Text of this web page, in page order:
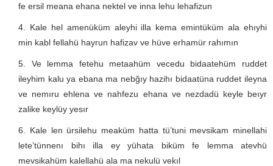
fe ersil meana ehana nektel ve inna lehu lehafizun
Kale hel amenüküm aleyhi illa kema emintüküm ala ehıyhi
min kabl fellahü hayrun hafizav ve hüve erhamür rahımın
Ve lemma fetehu metaahüm vecedu bidaatehüm ruddet
ileyhim kalu ya ebana ma nebğıy hazihı bidaatüna ruddet ileyna
ve nemıru ehlena ve nahfezu ehana ve nezdadü keyle beıyr
zalike keylüy yesır
Kale len ürsilehu meaküm hatta tü’tuni mevsikam minellahi
lete’tünnenı bihı illa ey yühata biküm fe lemma atevhü
mevsikahüm kalellahü ala ma nekulü vekıl